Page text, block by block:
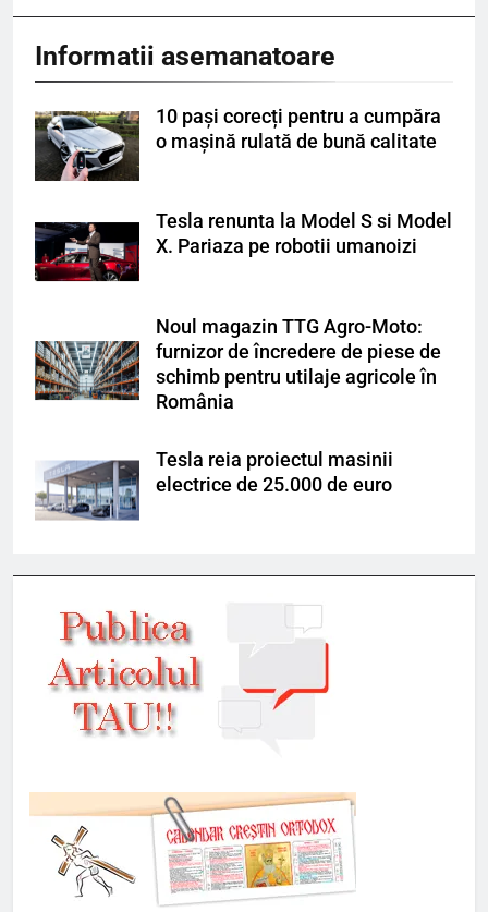
Informatii asemanatoare
10 pași corecți pentru a cumpăra
o mașină rulată de bună calitate
Tesla renunta la Model S si Model
X. Pariaza pe robotii umanoizi
Noul magazin TTG Agro-Moto:
furnizor de încredere de piese de
schimb pentru utilaje agricole în
România
Tesla reia proiectul masinii
electrice de 25.000 de euro